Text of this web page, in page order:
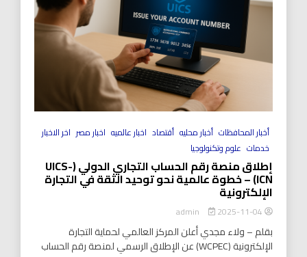
أخبار المحافظات أخبار محليه أقتصاد اخبار عالميه اخبار مصر اخر الاخبار
خدمات علوم وتكنولوجيا
إطلاق منصة رقم الحساب التجاري الدولي (UICS-
ICN) – خطوة عالمية نحو توحيد الثقة في التجارة
الإلكترونية
2025-11-04
بقلم – ولاء مجدي أعلن المركز العالمي لحماية التجارة
الإلكترونية (WCPEC) عن الإطلاق الرسمي لمنصة رقم الحساب